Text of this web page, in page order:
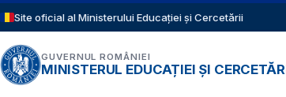
Sari la conținutul principal
Site oficial al Ministerului Educației și Cercetării
GUVERNUL ROMÂNIEI
MINISTERUL EDUCAȚIEI ȘI